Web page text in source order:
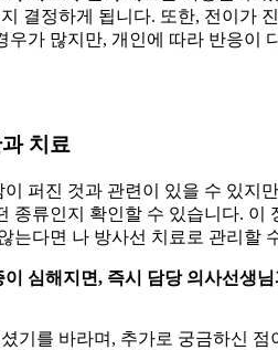
결정하게 됩니다. 또한, 전이가
우가 많지만, 개인에 따라 반응이
치료
퍼진 것과 관련이 있을 수 있지
종류인지 확인할 수 있습니다.
는다면 나 방사선 치료로 관리할
심해지면, 즉시 담당 의사선생
기를 바라며, 추가로 궁금하신